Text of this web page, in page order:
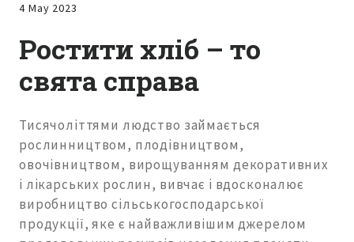
4 May 2023
Ростити хліб – то
свята справа
Тисячоліттями людство займається
рослинництвом, плодівництвом,
овочівництвом, вирощуванням декоративних
і лікарських рослин, вивчає і вдосконалює
виробництво сільськогосподарської
продукції, яке є найважливішим джерелом